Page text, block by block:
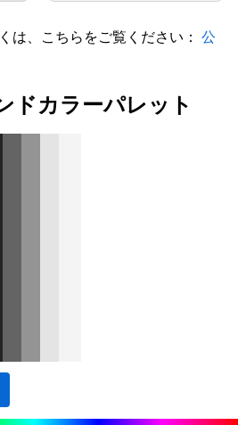
は、こちらをご覧ください： 公
ドカラーパレット